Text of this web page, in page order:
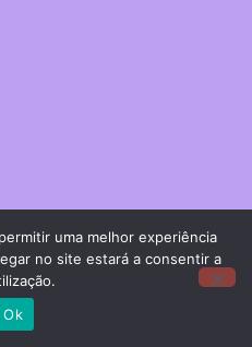
uma melhor experiência
no site estará a consentir a
Ok